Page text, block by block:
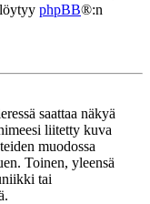
phpBB®:n
saattaa näkyä
liitetty kuva
muodossa
Toinen, yleensä
tai